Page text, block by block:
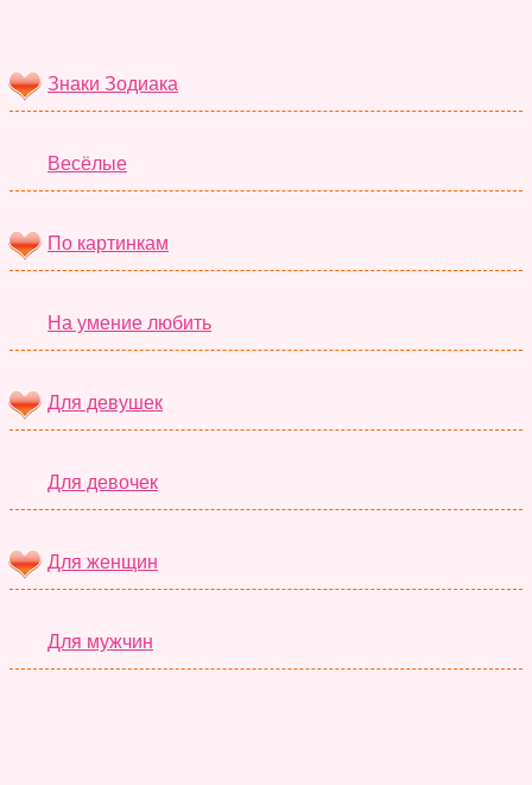
Знаки Зодиака
Весёлые
По картинкам
На умение любить
Для девушек
Для девочек
Для женщин
Для мужчин